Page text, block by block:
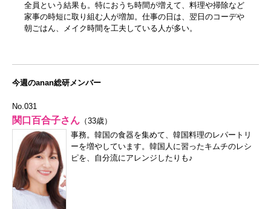
全員という結果も。特におうち時間が増えて、料理や掃除など
家事の時短に取り組む人が増加。仕事の日は、翌日のコーデや
朝ごはん、メイク時間を工夫している人が多い。
今週のanan総研メンバー
No.031
関口百合子さん （33歳）
事務。韓国の食器を集めて、韓国料理のレパートリ
ーを増やしています。韓国人に習ったキムチのレシ
ピを、自分流にアレンジしたりも♪